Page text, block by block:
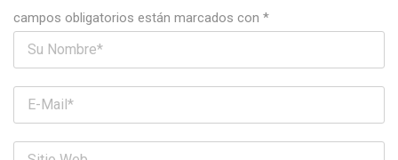
campos obligatorios están marcados con *